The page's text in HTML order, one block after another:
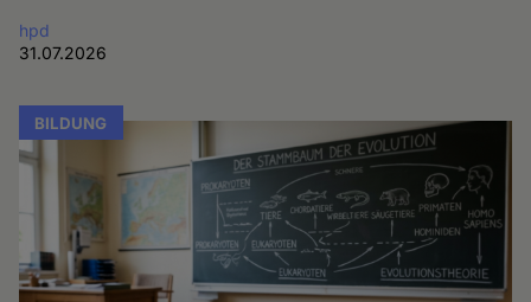
hpd
31.07.2026
BILDUNG